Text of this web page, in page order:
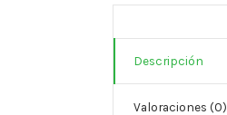
Descripción
Valoraciones (0)